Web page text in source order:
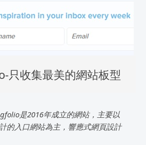
只收集最美的網站板型
是2016年成立的網站，主要以
的入口網站為主，響應式網頁設計